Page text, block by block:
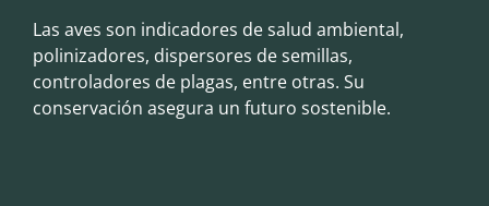
Las aves son indicadores de salud ambiental,
polinizadores, dispersores de semillas,
controladores de plagas, entre otras. Su
conservación asegura un futuro sostenible.